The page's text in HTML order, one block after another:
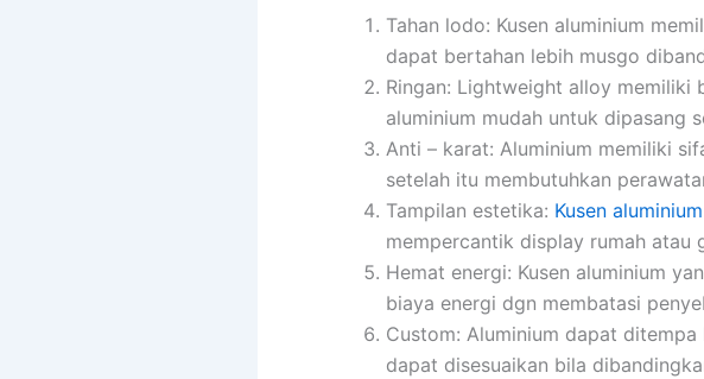
Tahan lodo: Kusen aluminium
dapat bertahan lebih musgo
Ringan: Lightweight alloy memiliki
aluminium mudah untuk dipasang
Anti – karat: Aluminium memiliki
setelah itu membutuhkan
Tampilan estetika: Kusen aluminium
mempercantik display rumah atau
Hemat energi: Kusen aluminium
biaya energi dgn membatasi
Custom: Aluminium dapat
dapat disesuaikan bila